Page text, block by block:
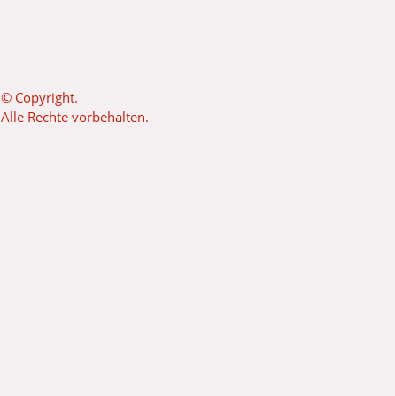
© Copyright.
Alle Rechte vorbehalten.